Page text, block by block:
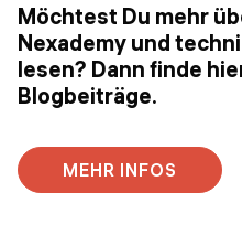
Möchtest Du mehr
Nexademy und
lesen? Dann finde
Blogbeiträge.
MEHR INFOS